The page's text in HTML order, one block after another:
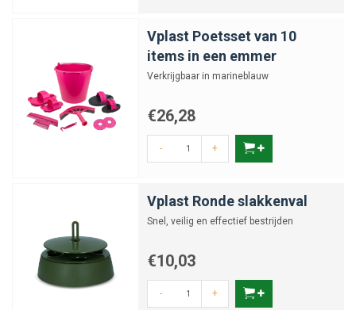
Vplast Poetsset van 10
items in een emmer
Verkrijgbaar in marineblauw
€26,28
- +
Vplast Ronde slakkenval
Snel, veilig en effectief bestrijden
€10,03
- +